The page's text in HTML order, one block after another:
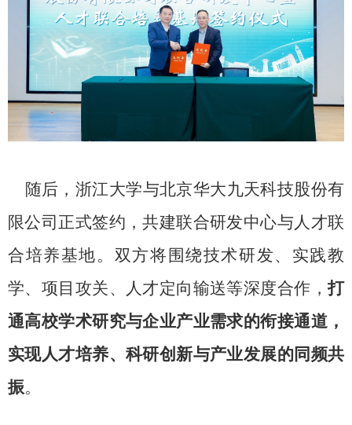
随后，浙江大学与北京华大九天科技股份有
限公司正式签约，共建联合研发中心与人才联
合培养基地。双方将围绕技术研发、实践教
学、项目攻关、人才定向输送等深度合作，打
通高校学术研究与企业产业需求的衔接通道，
实现人才培养、科研创新与产业发展的同频共
振。